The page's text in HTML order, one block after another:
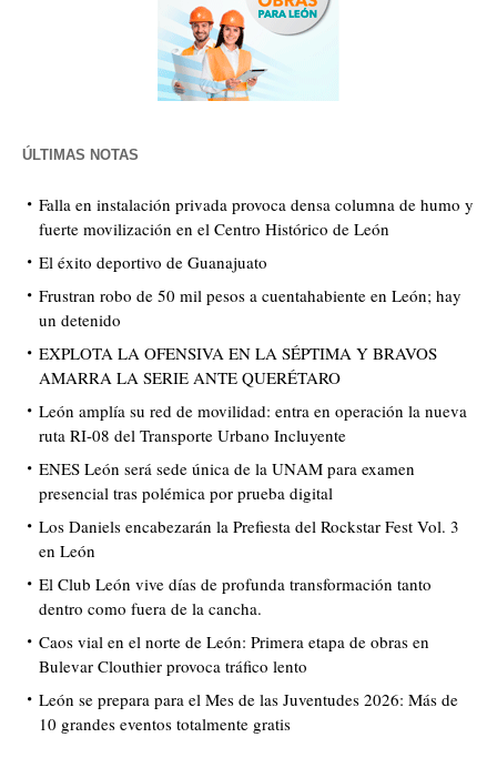
ÚLTIMAS NOTAS
Falla en instalación privada provoca densa columna de humo y
fuerte movilización en el Centro Histórico de León
El éxito deportivo de Guanajuato
Frustran robo de 50 mil pesos a cuentahabiente en León; hay
un detenido
EXPLOTA LA OFENSIVA EN LA SÉPTIMA Y BRAVOS
AMARRA LA SERIE ANTE QUERÉTARO
León amplía su red de movilidad: entra en operación la nueva
ruta RI-08 del Transporte Urbano Incluyente
ENES León será sede única de la UNAM para examen
presencial tras polémica por prueba digital
Los Daniels encabezarán la Prefiesta del Rockstar Fest Vol. 3
en León
El Club León vive días de profunda transformación tanto
dentro como fuera de la cancha.
Caos vial en el norte de León: Primera etapa de obras en
Bulevar Clouthier provoca tráfico lento
León se prepara para el Mes de las Juventudes 2026: Más de
10 grandes eventos totalmente gratis